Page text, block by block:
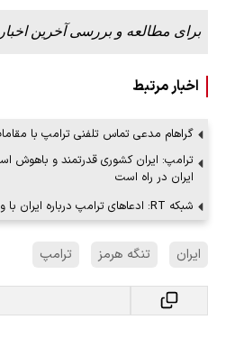
برای مطالعه و بررسی آخرین اخبار
اخبار مرتبط
گراهام مدعی تماس تلفنی ترامپ با
ترامپ: ایران کشوری قدرتمند و باهوش
ایران در راه است
شبکه RT: ادعاهای ترامپ درباره ایران با واقعیت‌های میدانی مغایرت دارد
ایران تنگه هرمز ترامپ
ببینید| لحظه بمباران خیابان فردوسی در جنگ ۴۰
"کوماموتو" ژاپن ۹
۱۶ مرداد ۱۴۰۵